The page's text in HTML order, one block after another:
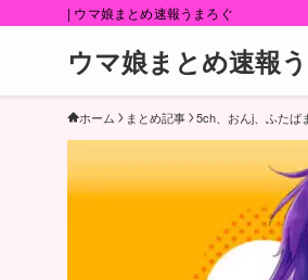
| ウマ娘まとめ速報うまろぐ
ウマ娘まとめ速報
ホーム まとめ記事 5ch、おんj、ふたば